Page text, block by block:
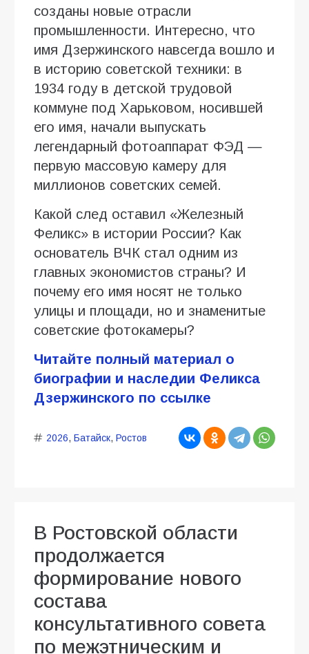
созданы новые отрасли
промышленности. Интересно, что
имя Дзержинского навсегда вошло и
в историю советской техники: в
1934 году в детской трудовой
коммуне под Харьковом, носившей
его имя, начали выпускать
легендарный фотоаппарат ФЭД —
первую массовую камеру для
миллионов советских семей.
Какой след оставил «Железный
Феликс» в истории России? Как
основатель ВЧК стал одним из
главных экономистов страны? И
почему его имя носят не только
улицы и площади, но и знаменитые
советские фотокамеры?
Читайте полный материал о
биографии и наследии Феликса
Дзержинского по ссылке
2026, Батайск, Ростов
В Ростовской области
продолжается
формирование нового
состава
консультативного совета
по межэтническим и